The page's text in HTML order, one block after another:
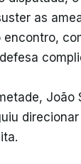
as